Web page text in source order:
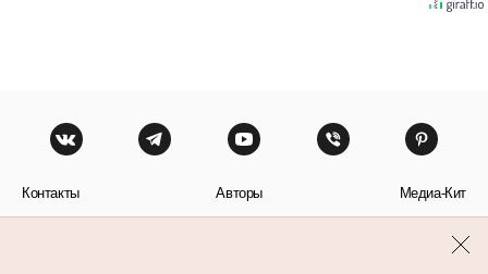
Контакты Авторы Медиа-Кит